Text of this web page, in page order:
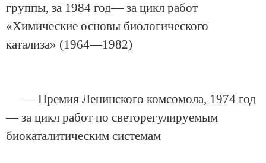
группы, за 1984 год— за цикл работ
«Химические основы биологического
катализа» (1964—1982)
— Премия Ленинского комсомола, 1974 год
— за цикл работ по светорегулируемым
биокаталитическим системам